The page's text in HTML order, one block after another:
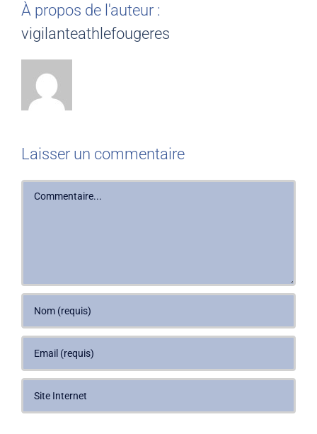
À propos de l'auteur :
vigilanteathlefougeres
Laisser un commentaire
Commentaire